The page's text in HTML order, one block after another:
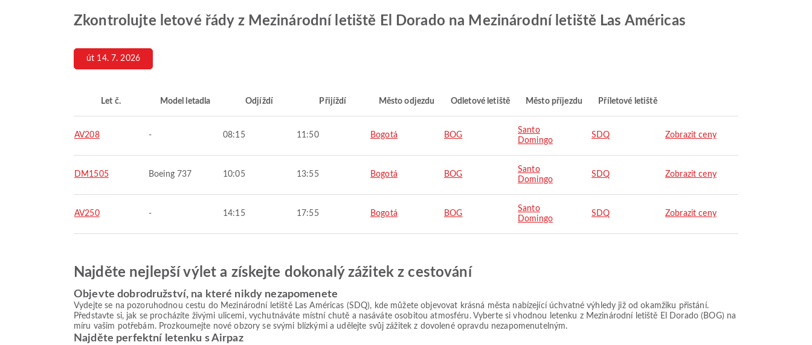
Zkontrolujte letové řády z Mezinárodní letiště El Dorado na Mezinárodní letiště Las Américas
út 14. 7. 2026
Let č. Model letadla Odjíždí Přijíždí Město odjezdu Odletové letiště Město příjezdu Příletové letiště
AV208 - 08:15 11:50 Bogotá BOG
Santo
Domingo
SDQ Zobrazit ceny
DM1505 Boeing 737 10:05 13:55 Bogotá BOG
Santo
Domingo
SDQ Zobrazit ceny
AV250 - 14:15 17:55 Bogotá BOG
Santo
Domingo
SDQ Zobrazit ceny
Najděte nejlepší výlet a získejte dokonalý zážitek z cestování
Objevte dobrodružství, na které nikdy nezapomenete
Vydejte se na pozoruhodnou cestu do Mezinárodní letiště Las Américas (SDQ), kde můžete objevovat krásná města nabízející úchvatné výhledy již od okamžiku přistání.
Představte si, jak se procházíte živými ulicemi, vychutnáváte místní chutě a nasáváte osobitou atmosféru. Vyberte si vhodnou letenku z Mezinárodní letiště El Dorado (BOG) na
míru vašim potřebám. Prozkoumejte nové obzory se svými blízkými a udělejte svůj zážitek z dovolené opravdu nezapomenutelným.
Najděte perfektní letenku s Airpaz